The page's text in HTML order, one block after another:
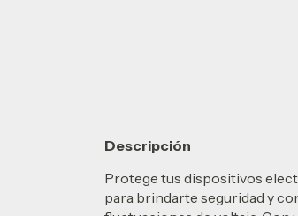
Descripción
Protege tus dispositivos
para brindarte seguridad y